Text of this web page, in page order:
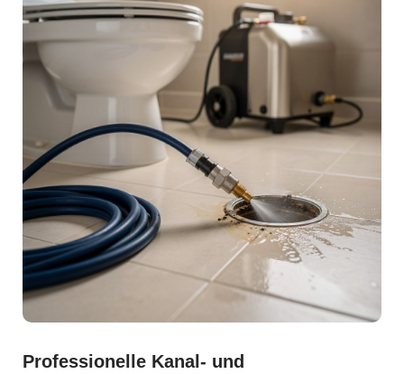
Professionelle Kanal- und